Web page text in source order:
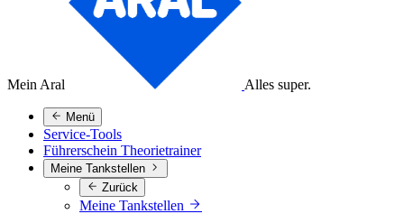
Mein Aral Alles super.
Menü
Service-Tools
Führerschein Theorietrainer
Meine Tankstellen
Zurück
Meine Tankstellen